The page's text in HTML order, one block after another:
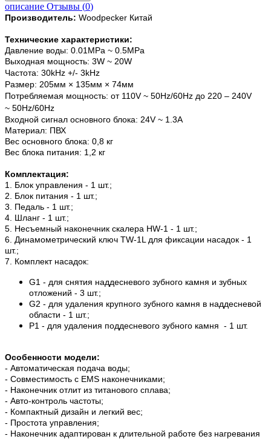
описание Отзывы (0)
Производитель: Woodpecker Китай
Технические характеристики:
Давление воды: 0.01MPa ~ 0.5MPa
Выходная мощность: 3W ~ 20W
Частота: 30kHz +/- 3kHz
Размер: 205мм × 135мм × 74мм
Потребляемая мощность: от 110V~ 50Hz/60Hz до 220 – 240V
~ 50Hz/60Hz
Входной сигнал основного блока: 24V ~ 1.3A
Материал: ПВХ
Вес основного блока: 0,8 кг
Вес блока питания: 1,2 кг
Комплектация:
1. Блок управления - 1 шт.;
2. Блок питания - 1 шт.;
3. Педаль - 1 шт.;
4. Шланг - 1 шт.;
5. Несъемный наконечник скалера HW-1 - 1 шт.;
6. Динамометрический ключ TW-1L для фиксации насадок - 1
шт.;
7. Комплект насадок:
G1 - для снятия наддесневого зубного камня и зубных
отложений - 3 шт.;
G2 - для удаления крупного зубного камня в наддесневой
области - 1 шт.;
P1 - для удаления поддесневого зубного камня - 1 шт.
​Особенности модели:
- Автоматическая подача воды;
- Совместимость с EMS наконечниками;
- Наконечник отлит из титанового сплава;
- Авто-контроль частоты;
- Компактный дизайн и легкий вес;
- Простота управления;
- Наконечник адаптирован к длительной работе без нагревания